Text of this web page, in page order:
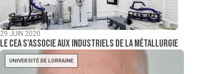
29 JUIN 2020
Le CEA s’associe aux industriels de la métallurgie
UNIVERSITÉ DE LORRAINE